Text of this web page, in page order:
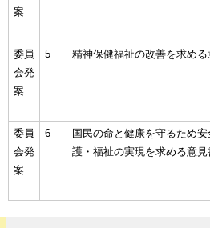
案
委員
会発
案
5 精神保健福祉の改善を求め
委員
会発
案
6
国民の命と健康を守るため
護・福祉の実現を求める意